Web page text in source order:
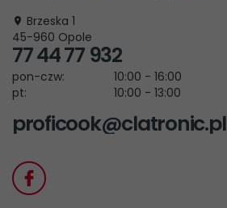
Brzeska 1
45-960 Opole
77 44 77 932
pon-czw:
10:00 - 16:00
pt:
10:00 - 13:00
proficook@clatronic.pl